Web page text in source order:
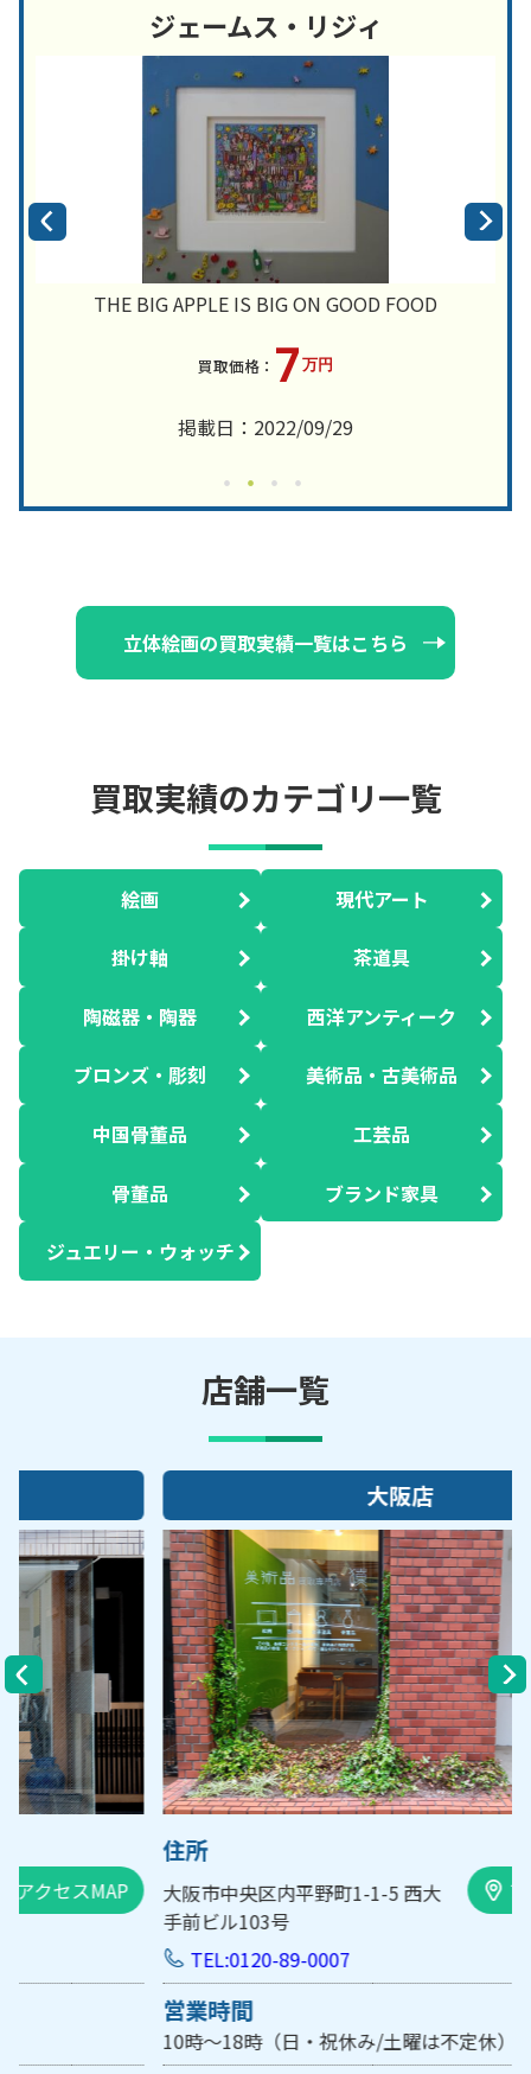
ジェームス・リジィ
THE BIG APPLE IS BIG ON GOOD FOOD
7万円
掲載日：2022/09/29
立体絵画の買取実績一覧はこちら
買取実績のカテゴリ一覧
絵画 現代アート
掛け軸 茶道具
陶磁器・陶器 西洋アンティーク
ブロンズ・彫刻 美術品・古美術品
中国骨董品 工芸品
骨董品 ブランド家具
ジュエリー・ウォッチ
店舗一覧
大阪市中央区内平野町1-1-5 西大
手前ビル103号
アクセスMAP
TEL:0120-89-0007
10時～18時（日・祝休み/土曜は不定休）【要予約】